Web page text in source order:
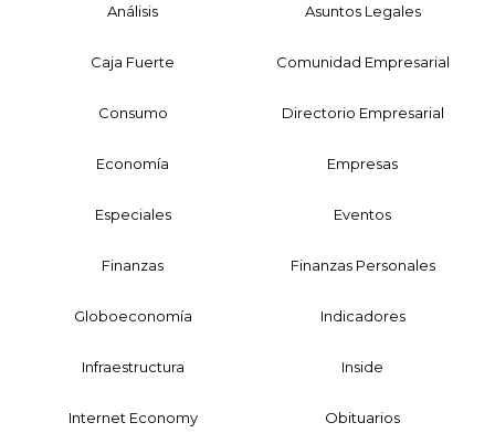
Análisis Asuntos Legales
Caja Fuerte Comunidad Empresarial
Consumo Directorio Empresarial
Economía Empresas
Especiales Eventos
Finanzas Finanzas Personales
Globoeconomía Indicadores
Infraestructura Inside
Internet Economy Obituarios